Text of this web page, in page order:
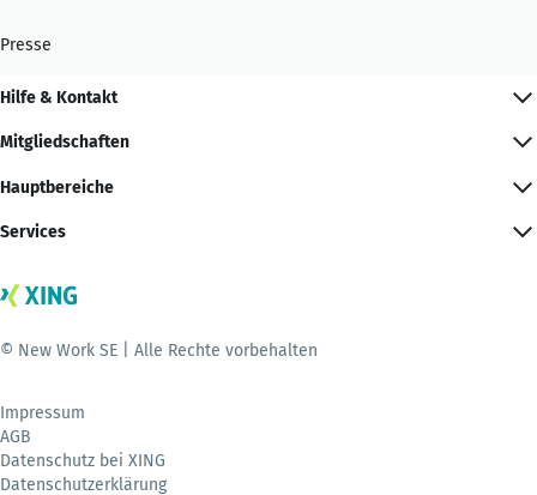
Presse
Hilfe & Kontakt
Mitgliedschaften
Hauptbereiche
Services
© New Work SE | Alle Rechte vorbehalten
Impressum
AGB
Datenschutz bei XING
Datenschutzerklärung